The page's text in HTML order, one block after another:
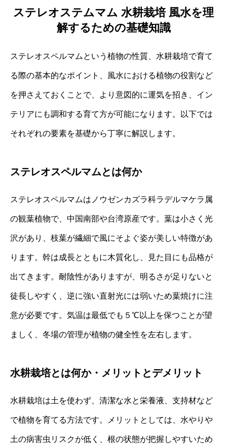
ステレオステムマム 水耕栽培 風水を理
解するための基礎知識
ステレオスペルマムという植物の性質、水耕栽培で育て
る際の基本的なポイント、風水における植物の役割など
を押さえておくことで、より意図的に運気を招き、イン
テリアにも調和する育て方が可能になります。以下では
それぞれの要素を基礎から丁寧に解説します。
ステレオスペルマムとは何か
ステレオスペルマムはノウゼンカズラ科ラデルマケラ属
の観葉植物で、中国南部や台湾原産です。葉は小さく光
沢があり、枝葉が繊細で風にそよぐ姿が美しい特徴があ
ります。幹は成長とともに木質化し、見た目にも品格が
出てきます。耐陰性がありますが、明るさが足りないと
徒長しやすく、逆に強い直射光には弱いため葉焼けに注
意が必要です。気温は最低でも５℃以上を保つことが望
ましく、冬場の管理が植物の健全性を左右します。
水耕栽培とは何か・メリットとデメリット
水耕栽培は土を使わず、清潔な水と栄養液、支持材など
で植物を育てる方法です。メリットとしては、水やりや
土の病害虫リスクが低く、根の状態が把握しやすいため